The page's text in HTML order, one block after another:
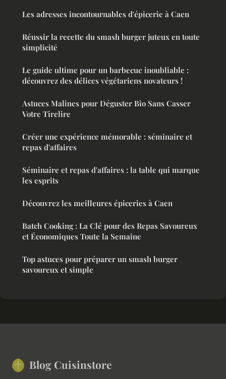
Les adresses incontournables d'épicerie à Caen
Réussir la recette du smash burger juteux en toute
simplicité
Le guide ultime pour un barbecue inoubliable :
découvrez des délices végétariens novateurs !
Astuces Malines pour Déguster Bio Sans Casser
Votre Tirelire
Créer une expérience mémorable : séminaire et
repas d'affaires
Séminaire et repas d'affaires : la table qui marque
les esprits
Découvrez les meilleures épiceries à Caen
Batch Cooking : La Clé pour des Repas Savoureux
et Économiques Toute la Semaine
Top astuces pour préparer un smash burger
savoureux et simple
Blog Cuisinstore